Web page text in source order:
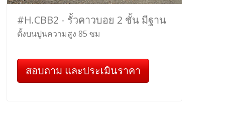
#H.CBB2 - รั้วคาวบอย 2 ชั้น มีฐาน
ตั้งบนปูนความสูง 85 ซม
สอบถาม และประเมินราคา